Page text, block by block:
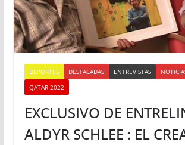
DEPORTES DESTACADAS ENTREVISTAS
QATAR 2022
EXCLUSIVO DE
ALDYR SCHLEE : EL